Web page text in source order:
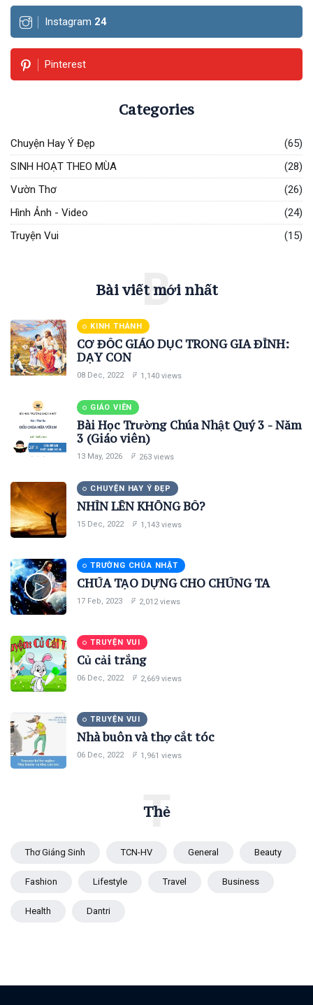
Instagram 24
Pinterest
Categories
Chuyện Hay Ý Đẹp
(65)
SINH HOẠT THEO MÙA
(28)
Vườn Thơ
(26)
Hình Ảnh - Video
(24)
Truyện Vui
(15)
Bài viết mới nhất
B
KINH THÁNH
CƠ ĐỐC GIÁO DỤC TRONG GIA ĐÌNH:
DẠY CON
08 Dec, 2022 1,140 views
GIÁO VIÊN
Bài Học Trường Chúa Nhật Quý 3 - Năm
3 (Giáo viên)
13 May, 2026 263 views
CHUYỆN HAY Ý ĐẸP
NHÌN LÊN KHÔNG BỐ?
15 Dec, 2022 1,143 views
TRƯỜNG CHÚA NHẬT
CHÚA TẠO DỰNG CHO CHÚNG TA
17 Feb, 2023 2,012 views
TRUYỆN VUI
Củ cải trắng
06 Dec, 2022 2,669 views
TRUYỆN VUI
Nhà buôn và thợ cắt tóc
06 Dec, 2022 1,961 views
Thẻ
T
Thơ Giáng Sinh TCN-HV General Beauty
Fashion Lifestyle Travel Business
Health Dantri